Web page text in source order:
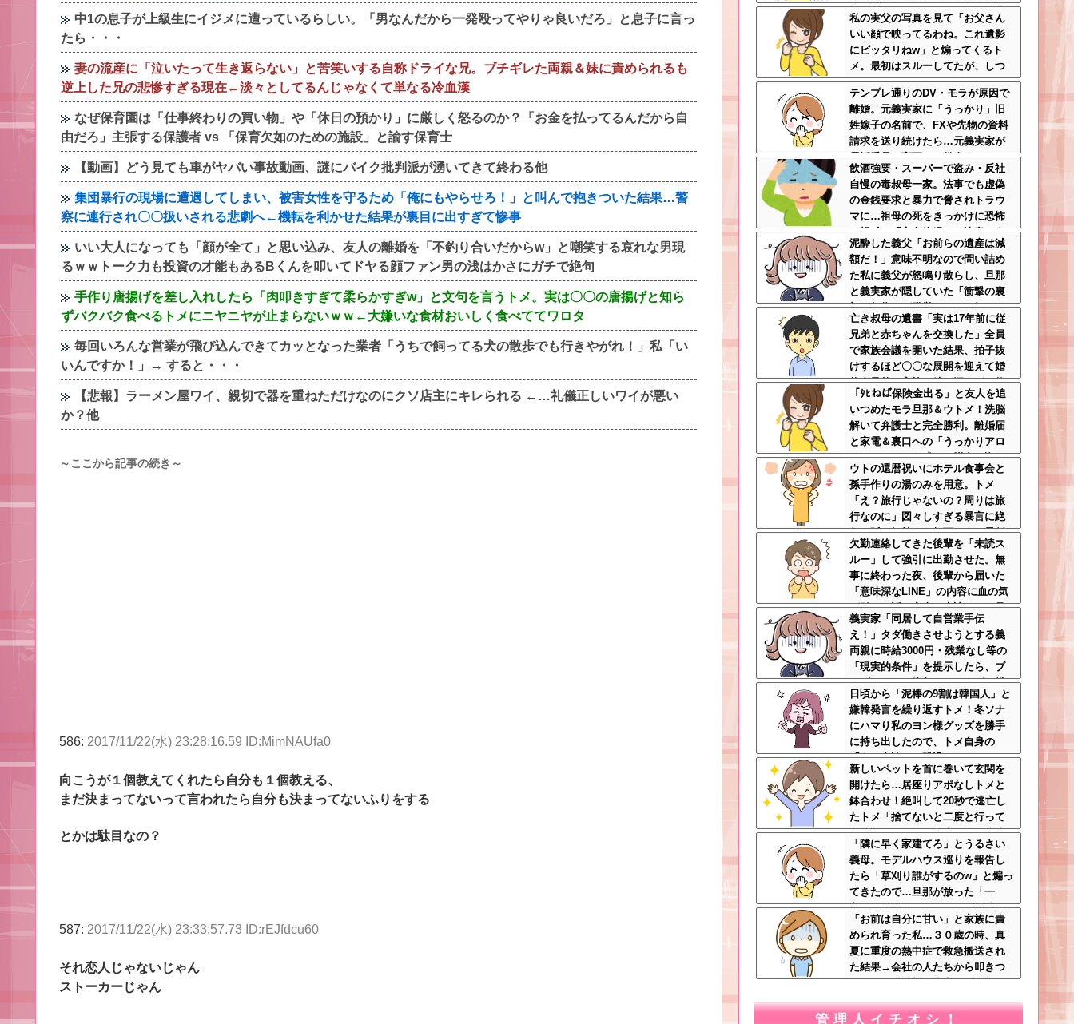
中1の息子が上級生にイジメに遭っているらしい。「男なんだから一発殴ってやりゃ良いだろ」と息子に言っ
たら・・・
妻の流産に「泣いたって生き返らない」と苦笑いする自称ドライな兄。ブチギレた両親＆妹に責められるも
逆上した兄の悲惨すぎる現在←淡々としてるんじゃなくて単なる冷血漢
なぜ保育園は「仕事終わりの買い物」や「休日の預かり」に厳しく怒るのか？「お金を払ってるんだから自
由だろ」主張する保護者 vs 「保育欠如のための施設」と諭す保育士
【動画】どう見ても車がヤバい事故動画、謎にバイク批判派が湧いてきて終わる他
集団暴行の現場に遭遇してしまい、被害女性を守るため「俺にもやらせろ！」と叫んで抱きついた結果…警
察に連行され〇〇扱いされる悲劇へ←機転を利かせた結果が裏目に出すぎて惨事
いい大人になっても「顔が全て」と思い込み、友人の離婚を「不釣り合いだからw」と嘲笑する哀れな男現
るｗｗトーク力も投資の才能もあるBくんを叩いてドヤる顔ファン男の浅はかさにガチで絶句
手作り唐揚げを差し入れしたら「肉叩きすぎて柔らかすぎw」と文句を言うトメ。実は〇〇の唐揚げと知ら
ずバクバク食べるトメにニヤニヤが止まらないｗｗ←大嫌いな食材おいしく食べててワロタ
毎回いろんな営業が飛び込んできてカッとなった業者「うちで飼ってる犬の散歩でも行きやがれ！」私「い
いんですか！」→ すると・・・
【悲報】ラーメン屋ワイ、親切で器を重ねただけなのにクソ店主にキレられる ←…礼儀正しいワイが悪い
か？他
～ここから記事の続き～
586: 2017/11/22(水) 23:28:16.59 ID:MimNAUfa0
向こうが１個教えてくれたら自分も１個教える、
まだ決まってないって言われたら自分も決まってないふりをする
とかは駄目なの？
587: 2017/11/22(水) 23:33:57.73 ID:rEJfdcu60
それ恋人じゃないじゃん
ストーカーじゃん
在←淡々としてるんじゃなくて単
なる冷血漢
私の実父の写真を見て「お父さん
いい顔で映ってるわね。これ遺影
にピッタリねw」と煽ってくるト
メ。最初はスルーしてたが、しつ
こいのでスマホのカメラをトメに
向けて同じ手で反撃したったｗｗ
ｗ
テンプレ通りのDV・モラが原因で
離婚。元義実家に「うっかり」旧
姓嫁子の名前で、FXや先物の資料
請求を送り続けたら…元義実家が
電話番号を変更し、借金まみれに
なっていた話ｗｗｗｗｗ
飲酒強要・スーパーで盗み・反社
自慢の毒叔母一家。法事でも虚偽
の金銭要求と暴力で脅されトラウ
マに…祖母の死をきっかけに恐怖
の親戚と「永久絶縁」を決意←自
分の身の安全を最優先にして大正
解
泥酔した義父「お前らの遺産は減
額だ！」意味不明なので問い詰め
た私に義父が怒鳴り散らし、旦那
と義実家が隠していた「衝撃の裏
切り行為」が発覚ｗｗｗ←知らん
間に200万払われてて草
亡き叔母の遺書「実は17年前に従
兄弟と赤ちゃんを交換した」全員
で家族会議を開いた結果、拍子抜
けするほど〇〇な展開を迎えて婚
約者呆然←家族の絆が深すぎて修
羅場にならんかった
「ﾀﾋねば保険金出る」と友人を追
いつめたモラ旦那＆ウトメ！洗脳
解いて弁護士と完全勝利。離婚届
と家電＆裏口への「うっかりアロ
ンアルファ」を残して脱出←悔し
泣きしながらやることがエグくて
草
ウトの還暦祝いにホテル食事会と
孫手作りの湯のみを用意。トメ
「え？旅行じゃないの？周りは旅
行なのに」図々しすぎる暴言に絶
句←孫の気持ちを無下にする最低
ババア
欠勤連絡してきた後輩を「未読ス
ルー」して強引に出勤させた。無
事に終わった夜、後輩から届いた
「意味深なLINE」の内容に血の気
が引いた話←完全に未読スルー見
抜かれてて草
義実家「同居して自営業手伝
え！」タダ働きさせようとする義
両親に時給3000円・残業なし等の
「現実的条件」を提示したら、ブ
チギレられて絶句ｗｗ←タダで働
く嫁がいるわけないだろ
日頃から「泥棒の9割は韓国人」と
嫌韓発言を繰り返すトメ！冬ソナ
にハマり私のヨン様グッズを勝手
に持ち出したので、トメ自身の
「あの自論」で撃退したったｗｗ
←矛盾だらけのトメにブーメラン
刺さりまくり
新しいペットを首に巻いて玄関を
開けたら…居座りアポなしトメと
鉢合わせ！絶叫して20秒で逃亡し
たトメ「捨てないと二度と行って
あげない！」←もう来なくて大丈
夫ですｗ
「隣に早く家建てろ」とうるさい
義母。モデルハウス巡りを報告し
たら「草刈り誰がするのw」と煽っ
てきたので…旦那が放った「一
言」に義母オロオロｗｗ←嫌味を
逆手にとった神対応すぎる
「お前は自分に甘い」と家族に責
められ育った私…３０歳の時、真
夏に重度の熱中症で救急搬送され
た結果→会社の人たちから叩きつ
けられた「衝撃の事実」に絶句
管理人イチオシ！